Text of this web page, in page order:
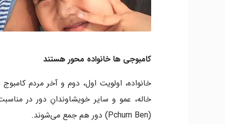
کامبوجی ها خانواده محور هستند
خانواده، اولویت اول، دوم و آخر مردم
خاله، عمو و سایر خویشاوندانِ دور در
(Pchum Ben) دور هم جمع می‌شوند.